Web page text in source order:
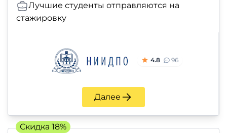
Лучшие студенты отправляются на
стажировку
4.8 96
Далее
Скидка 18%